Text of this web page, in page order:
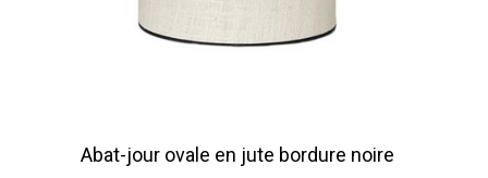
Abat-jour ovale en jute bordure noire